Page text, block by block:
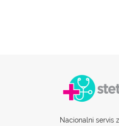
Nacionalni servis